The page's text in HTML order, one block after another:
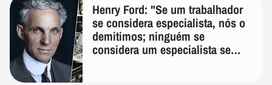
Henry Ford: "Se um trabalhador
se considera especialista, nós o
demitimos; ninguém se
considera um especialista se